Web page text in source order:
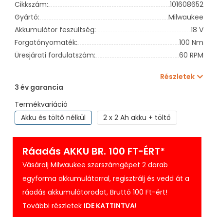
Cikkszám:
101608652
Gyártó:
Milwaukee
Akkumulátor feszültség:
18 V
Forgatónyomaték:
100 Nm
Üresjárati fordulatszám:
60 RPM
Részletek
3 év garancia
Termékvariáció
Akku és töltő nélkül
2 x 2 Ah akku + töltő
Ráadás AKKU BR. 100 FT-ÉRT*
Vásárolj Milwaukee szerszámgépet 2 darab
egyforma akkumulátorral, regisztrálj és vedd át a
ráadás akkumulátorodat, Bruttó 100 Ft-ért!
További részletek IDE KATTINTVA!